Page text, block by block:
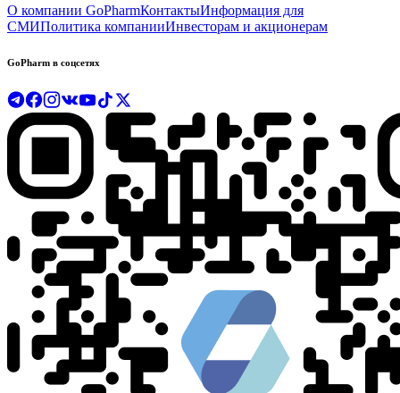
О компании GoPharmКонтактыИнформация для
СМИПолитика компанииИнвесторам и акционерам
GoPharm в соцсетях